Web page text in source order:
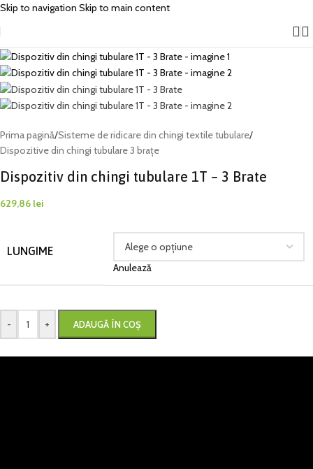
Skip to navigation Skip to main content
Prima pagină/Sisteme de ridicare din chingi textile tubulare/
Dispozitive din chingi tubulare 3 brațe
Dispozitiv din chingi tubulare 1T – 3 Brate
629,86 lei
LUNGIME
Anulează
- + ADAUGĂ ÎN COȘ